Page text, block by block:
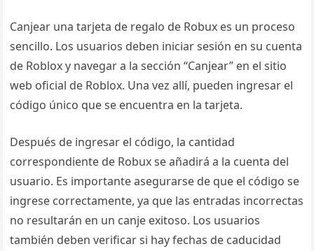
Canjear una tarjeta de regalo de Robux es un proceso
sencillo. Los usuarios deben iniciar sesión en su cuenta
de Roblox y navegar a la sección “Canjear” en el sitio
web oficial de Roblox. Una vez allí, pueden ingresar el
código único que se encuentra en la tarjeta.
Después de ingresar el código, la cantidad
correspondiente de Robux se añadirá a la cuenta del
usuario. Es importante asegurarse de que el código se
ingrese correctamente, ya que las entradas incorrectas
no resultarán en un canje exitoso. Los usuarios
también deben verificar si hay fechas de caducidad